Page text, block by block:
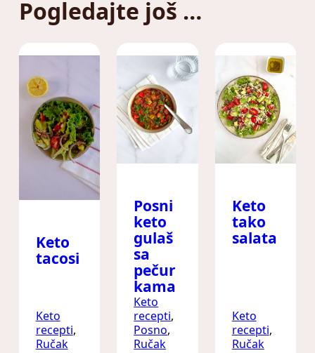
Pogledajte još …
Keto
tacosi
Keto
recepti
Ručak
Posni
keto
gulaš
sa
pečur
kama
Keto
recepti
Posno
Ručak
Keto
tako
salata
Keto
recepti
Ručak